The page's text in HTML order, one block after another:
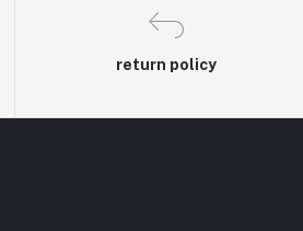
return policy